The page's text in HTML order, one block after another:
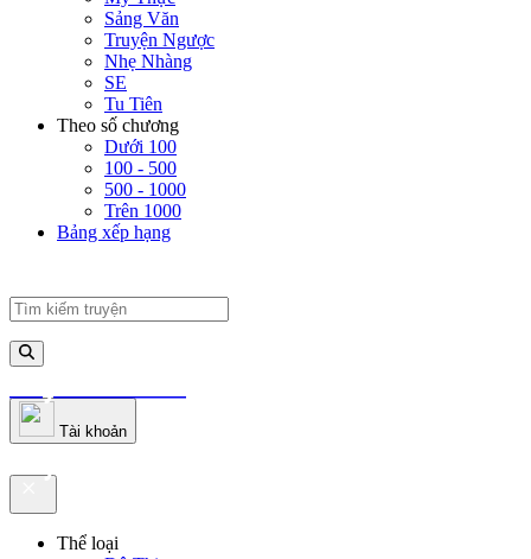
Sảng Văn
Truyện Ngược
Nhẹ Nhàng
SE
Tu Tiên
Theo số chương
Dưới 100
100 - 500
500 - 1000
Trên 1000
Bảng xếp hạng
truyenfullz.com
Tài khoản
truyenfullz.com
Thể loại